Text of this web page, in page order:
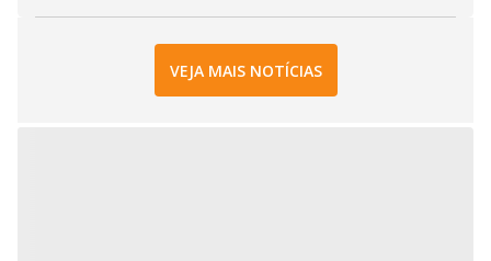
VEJA MAIS NOTÍCIAS